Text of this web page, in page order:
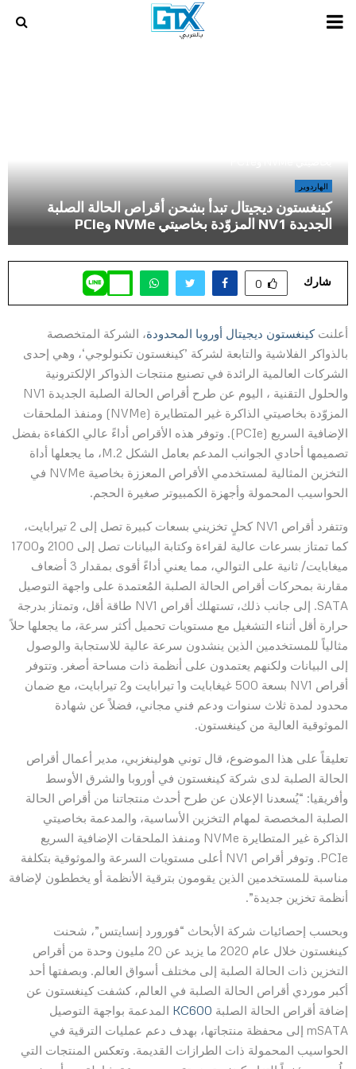
PRIMARY
الهاردوير
كينغستون ديجيتال تبدأ بشحن أقراص الحالة الصلبة
الجديدة NV1 المزوّدة بخاصيتي NVMe وPCIe
شارك 0
أعلنتكينغستون ديجيتال أوروبا المحدودة، الشركة المتخصصة
بالذواكر الفلاشية والتابعة لشركة ’كينغستون تكنولوجي‘، وهي إحدى
الشركات العالمية الرائدة في تصنيع منتجات الذواكر الإلكترونية
والحلول التقنية ، اليوم عن طرح أقراص الحالة الصلبة الجديدة NV1
المزوّدة بخاصيتي الذاكرة غير المتطايرة (NVMe) ومنفذ الملحقات
الإضافية السريع (PCIe). وتوفر هذه الأقراص أداءً عالي الكفاءة بفضل
تصميمها أحادي الجوانب المدعم بعامل الشكل M.2، ما يجعلها أداة
التخزين المثالية لمستخدمي الأقراص المعززة بخاصية NVMe في
الحواسيب المحمولة وأجهزة الكمبيوتر صغيرة الحجم.
وتتفرد أقراص NV1 كحلٍ تخزيني بسعات كبيرة تصل إلى 2 تيرابايت،
كما تمتاز بسرعات عالية لقراءة وكتابة البيانات تصل إلى 2100 و1700
ميغابايت/ ثانية على التوالي، مما يعني أداءً أقوى بمقدار 3 أضعاف
مقارنة بمحركات أقراص الحالة الصلبة المُعتمدة على واجهة التوصيل
SATA. إلى جانب ذلك، تستهلك أقراص NV1 طاقة أقل، وتمتاز بدرجة
حرارة أقل أثناء التشغيل مع مستويات تحميل أكثر سرعة، ما يجعلها حلاً
مثالياً للمستخدمين الذين ينشدون سرعة عالية للاستجابة والوصول
إلى البيانات ولكنهم يعتمدون على أنظمة ذات مساحة أصغر. وتتوفر
أقراص NV1 بسعة 500 غيغابايت و1 تيرابايت و2 تيرابايت، مع ضمان
محدود لمدة ثلاث سنوات ودعم فني مجاني، فضلاً عن شهادة
الموثوقية العالية من كينغستون.
تعليقاً على هذا الموضوع، قال توني هولينغزبي، مدير أعمال أقراص
الحالة الصلبة لدى شركة كينغستون في أوروبا والشرق الأوسط
وأفريقيا: “يُسعدنا الإعلان عن طرح أحدث منتجاتنا من أقراص الحالة
الصلبة المخصصة لمهام التخزين الأساسية، والمدعمة بخاصيتي
الذاكرة غير المتطايرة NVMe ومنفذ الملحقات الإضافية السريع
PCIe. وتوفر أقراص NV1 أعلى مستويات السرعة والموثوقية بتكلفة
مناسبة للمستخدمين الذين يقومون بترقية الأنظمة أو يخططون لإضافة
أنظمة تخزين جديدة”.
وبحسب إحصائيات شركة الأبحاث “فورورد إنسايتس”، شحنت
كينغستون خلال عام 2020 ما يزيد عن 20 مليون وحدة من أقراص
التخزين ذات الحالة الصلبة إلى مختلف أسواق العالم. وبصفتها أحد
أكبر موردي أقراص الحالة الصلبة في العالم، كشفت كينغستون عن
إضافة أقراص الحالة الصلبة KC600 المدعمة بواجهة التوصيل
mSATA إلى محفظة منتجاتها، بهدف دعم عمليات الترقية في
الحواسيب المحمولة ذات الطرازات القديمة. وتعكس المنتجات التي